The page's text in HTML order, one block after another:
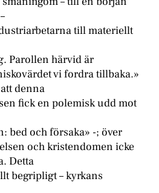
till materiellt
Parollen härvid är
vi fordra tillbaka.»
denna
fick en polemisk udd mot
bed och försaka» -; över
och kristendomen icke
Detta
begripligt – kyrkans